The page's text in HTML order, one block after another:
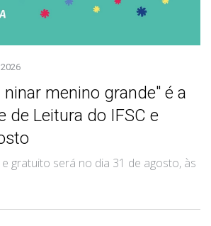
ninar menino grande" é a
de Leitura do IFSC e
gratuito será no dia 31 de agosto, às